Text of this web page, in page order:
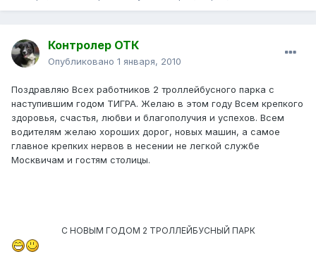
Контролер ОТК
Опубликовано 1 января, 2010
Поздравляю Всех работников 2 троллейбусного парка с
наступившим годом ТИГРА. Желаю в этом году Всем крепкого
здоровья, счастья, любви и благополучия и успехов. Всем
водителям желаю хороших дорог, новых машин, а самое
главное крепких нервов в несении не легкой службе
Москвичам и гостям столицы.
С НОВЫМ ГОДОМ 2 ТРОЛЛЕЙБУСНЫЙ ПАРК